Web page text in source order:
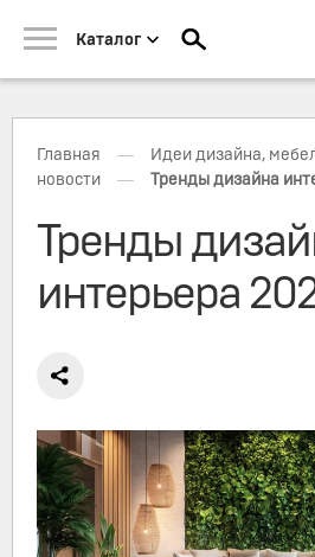
Каталог
Главная —
Идеи дизайна,
новости
— Тренды дизайна
Тренды
интерьера